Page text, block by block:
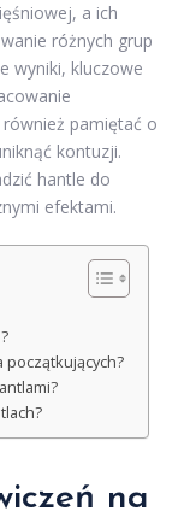
a ich
różnych grup
wyniki, kluczowe
pamiętać o
kontuzji.
hantle do
efektami.
początkujących?
na